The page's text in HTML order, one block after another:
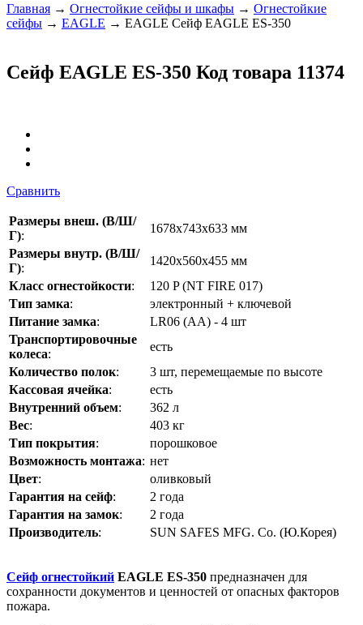
Главная → Огнестойкие сейфы и шкафы → Огнестойкие
сейфы → EAGLE → EAGLE Сейф EAGLE ES-350
Сейф EAGLE ES-350 Код товара 11374
Сравнить
Размеры внеш. (В/Ш/
Г):
1678x743x633 мм
Размеры внутр. (В/Ш/
Г):
1420х560х455 мм
Класс огнестойкости:
120 P (NT FIRE 017)
Тип замка:
электронный + ключевой
Питание замка:
LR06 (AA) - 4 шт
Транспортировочные
колеса:
есть
Количество полок:
3 шт, перемещаемые по высоте
Кассовая ячейка:
есть
Внутренний объем:
362 л
Вес:
403 кг
Тип покрытия:
порошковое
Возможность монтажа: нет
Цвет:
оливковый
Гарантия на сейф:
2 года
Гарантия на замок:
2 года
Производитель: SUN SAFES MFG. Co. (Ю.Корея)
Сейф огнестойкий EAGLE ES-350 предназначен для
сохранности документов и ценностей от опасных факторов
пожара.